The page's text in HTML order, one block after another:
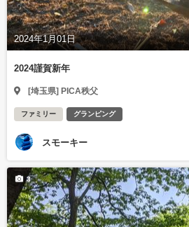
2024年1月01日
2024謹賀新年
[埼玉県] PICA秩父
ファミリー グランピング
スモーキー
3